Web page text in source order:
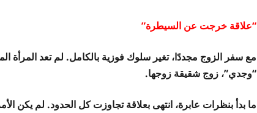
“علاقة خرجت عن السيطرة”
مع سفر الزوج مجددًا، تغير سلوك فوزية بالكامل. لم تعد
“وجدي”، زوج شقيقة زوجها.
ما بدأ بنظرات عابرة، انتهى بعلاقة تجاوزت كل الحدود. لم يكن